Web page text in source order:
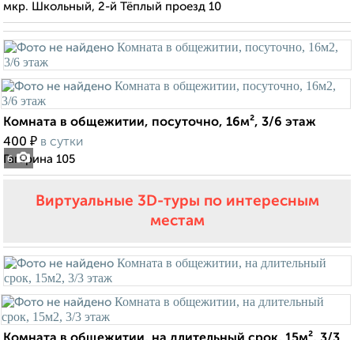
мкр. Школьный, 2-й Тёплый проезд 10
6
Комната в общежитии, посуточно, 16м², 3/6 этаж
400 ₽ в сутки
Гагарина 105
Виртуальные 3D-туры по интересным
местам